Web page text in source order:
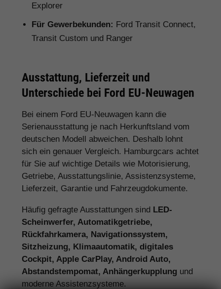
Explorer
Für Gewerbekunden: Ford Transit Connect,
Transit Custom und Ranger
Ausstattung, Lieferzeit und
Unterschiede bei Ford EU-Neuwagen
Bei einem Ford EU-Neuwagen kann die
Serienausstattung je nach Herkunftsland vom
deutschen Modell abweichen. Deshalb lohnt
sich ein genauer Vergleich. Hamburgcars achtet
für Sie auf wichtige Details wie Motorisierung,
Getriebe, Ausstattungslinie, Assistenzsysteme,
Lieferzeit, Garantie und Fahrzeugdokumente.
Häufig gefragte Ausstattungen sind LED-
Scheinwerfer, Automatikgetriebe,
Rückfahrkamera, Navigationssystem,
Sitzheizung, Klimaautomatik, digitales
Cockpit, Apple CarPlay, Android Auto,
Abstandstempomat, Anhängerkupplung und
moderne Assistenzsysteme.